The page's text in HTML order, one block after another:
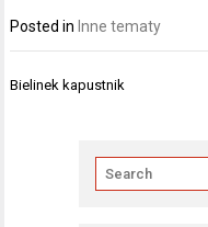
Posted in Inne tematy
Nawigacja
Bielinek kapustnik